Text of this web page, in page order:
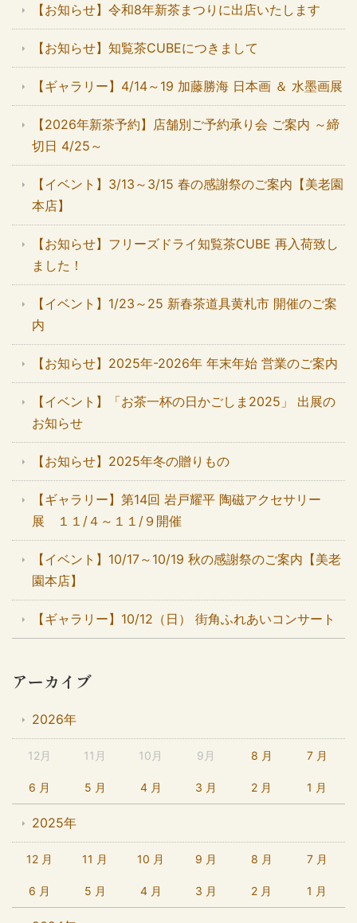
【お知らせ】令和8年新茶まつりに出店いたします
【お知らせ】知覧茶CUBEにつきまして
【ギャラリー】4/14～19 加藤勝海 日本画 ＆ 水墨画展
【2026年新茶予約】店舗別ご予約承り会 ご案内 ～締
切日 4/25～
【イベント】3/13～3/15 春の感謝祭のご案内【美老園
本店】
【お知らせ】フリーズドライ知覧茶CUBE 再入荷致し
ました！
【イベント】1/23～25 新春茶道具黄札市 開催のご案
内
【お知らせ】2025年-2026年 年末年始 営業のご案内
【イベント】「お茶一杯の日かごしま2025」 出展の
お知らせ
【お知らせ】2025年冬の贈りもの
【ギャラリー】第14回 岩戸耀平 陶磁アクセサリー
展 １１/４～１１/９開催
【イベント】10/17～10/19 秋の感謝祭のご案内【美老
園本店】
【ギャラリー】10/12（日） 街角ふれあいコンサート
アーカイブ
2026年
12月 11月 10月 9月 8 月 7 月
6 月 5 月 4 月 3 月 2 月 1 月
2025年
12 月 11 月 10 月 9 月 8 月 7 月
6 月 5 月 4 月 3 月 2 月 1 月